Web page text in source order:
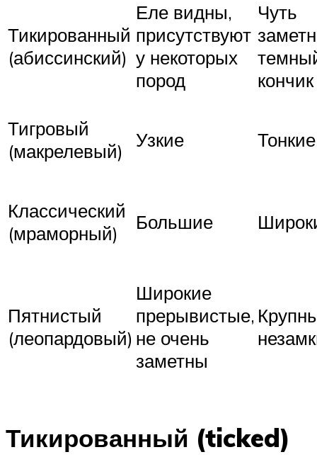
Тикированный
(абиссинский)
Еле видны,
присутствуют
у некоторых
пород
Чуть
кончик
Тигровый
(макрелевый)
Узкие Тонкие
Классический
(мраморный)
Большие
Пятнистый
(леопардовый)
Широкие
прерывистые,
не очень
заметны
Тикированный (ticked)